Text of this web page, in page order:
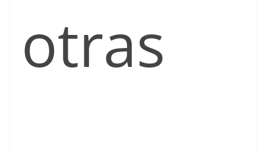
otras